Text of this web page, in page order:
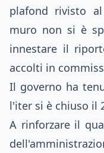
plafond rivisto
muro non si è
innestare il
accolti in
Il governo ha
l'iter si è chiuso il
A rinforzare il